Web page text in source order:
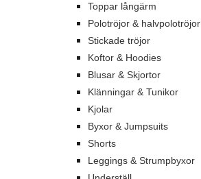
Toppar långärm
Polotröjor & halvpolotröjor
Stickade tröjor
Koftor & Hoodies
Blusar & Skjortor
Klänningar & Tunikor
Kjolar
Byxor & Jumpsuits
Shorts
Leggings & Strumpbyxor